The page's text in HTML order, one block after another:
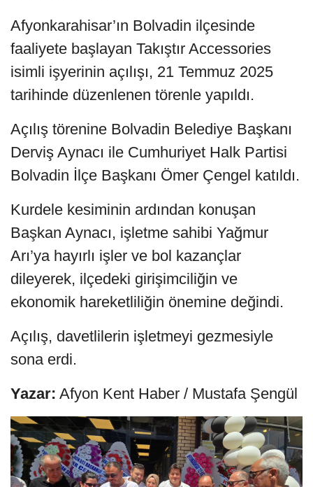
Afyonkarahisar’ın Bolvadin ilçesinde
faaliyete başlayan Takıştır Accessories
isimli işyerinin açılışı, 21 Temmuz 2025
tarihinde düzenlenen törenle yapıldı.
Açılış törenine Bolvadin Belediye Başkanı
Derviş Aynacı ile Cumhuriyet Halk Partisi
Bolvadin İlçe Başkanı Ömer Çengel katıldı.
Kurdele kesiminin ardından konuşan
Başkan Aynacı, işletme sahibi Yağmur
Arı’ya hayırlı işler ve bol kazançlar
dileyerek, ilçedeki girişimciliğin ve
ekonomik hareketliliğin önemine değindi.
Açılış, davetlilerin işletmeyi gezmesiyle
sona erdi.
Yazar: Afyon Kent Haber / Mustafa Şengül